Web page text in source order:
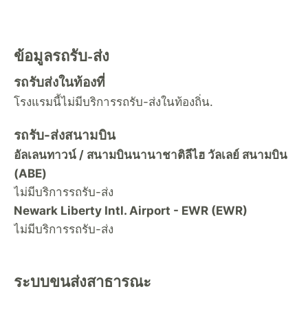
ข้อมูลรถรับ-ส่ง
รถรับส่งในท้องที่
โรงแรมนี้ไม่มีบริการรถรับ-ส่งในท้องถิ่น.
รถรับ-ส่งสนามบิน
อัลเลนทาวน์ / สนามบินนานาชาติลีไฮ วัลเลย์ สนามบิน
(ABE)
ไม่มีบริการรถรับ-ส่ง
Newark Liberty Intl. Airport - EWR (EWR)
ไม่มีบริการรถรับ-ส่ง
ระบบขนส่งสาธารณะ